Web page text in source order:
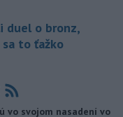
duel o bronz,
to ťažko
vo svojom nasadení vo